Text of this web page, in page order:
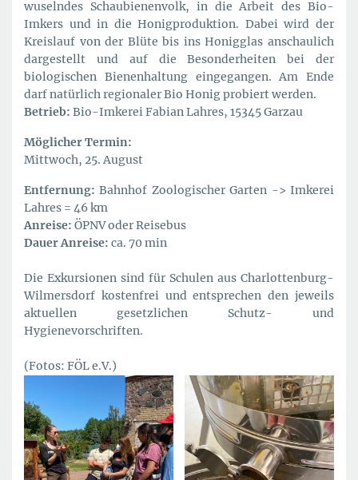
wuselndes Schaubienenvolk, in die Arbeit des Bio-
Imkers und in die Honigproduktion. Dabei wird der
Kreislauf von der Blüte bis ins Honigglas anschaulich
dargestellt und auf die Besonderheiten bei der
biologischen Bienenhaltung eingegangen. Am Ende
darf natürlich regionaler Bio Honig probiert werden.
Betrieb: Bio-Imkerei Fabian Lahres, 15345 Garzau
Möglicher Termin:
Mittwoch, 25. August
Entfernung: Bahnhof Zoologischer Garten -> Imkerei
Lahres = 46 km
Anreise: ÖPNV oder Reisebus
Dauer Anreise: ca. 70 min
Die Exkursionen sind für Schulen aus Charlottenburg-
Wilmersdorf kostenfrei und entsprechen den jeweils
aktuellen gesetzlichen Schutz- und
Hygienevorschriften.
(Fotos: FÖL e.V.)